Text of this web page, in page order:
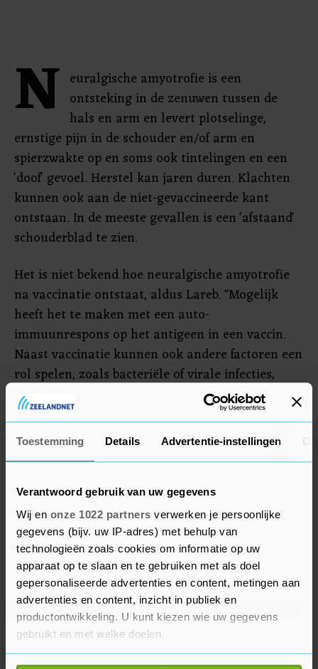
Toestemming Details Advertentie-instellingen
Verantwoord gebruik van uw gegevens
Wij en onze 1022 partners verwerken je persoonlijke
gegevens (bijv. uw IP-adres) met behulp van
technologieën zoals cookies om informatie op uw
apparaat op te slaan en te gebruiken met als doel
gepersonaliseerde advertenties en content, metingen aan
advertenties en content, inzicht in publiek en
productontwikkeling. U kunt kiezen wie uw gegevens
gebruikt en met welke doelen.
N euralgische amyotrofie is een
ontsteking in de zenuwen tussen de
hals en arm en levert plotselinge,
ernstige pijn in de schouder en/of arm en
spierzwakte op en soms ook tintelingen en een
'doof' gevoel. Herstel kan jaren duren. Klachten
kunnen ook aan de niet-gevaccineerde kant
ontstaan. In de meeste gevallen is een 'afstaand'
schouderblad te zien.
Het is niet bekend hoe neuralgische amyotrofie
na vaccinatie ontstaat, aldus Lareb. "Mogelijk
heeft het te maken met een auto-
immuunrespons op het antigeen in een vaccin.
Naast vaccinatie kunnen ook andere factoren een
rol spelen, zoals bacteriële of virale infecties,
reumatische aandoeningen, stressvolle
inspanning, trauma, zwangerschap,
bestralingstherapie of genetische gevoeligheid",
zegt het bijwerkingencentrum.